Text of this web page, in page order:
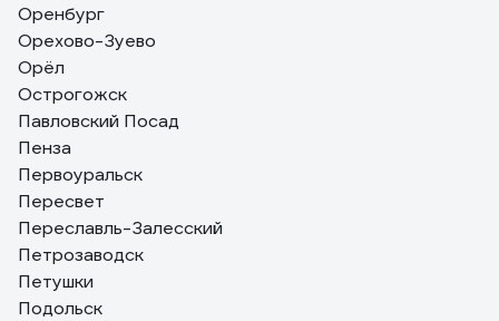
Оренбург
Орехово-Зуево
Орёл
Острогожск
Павловский Посад
Пенза
Первоуральск
Пересвет
Переславль-Залесский
Петрозаводск
Петушки
Подольск